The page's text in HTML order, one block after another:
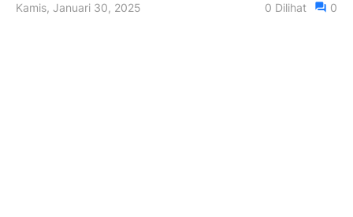
Kamis, Januari 30, 2025 0 Dilihat 0